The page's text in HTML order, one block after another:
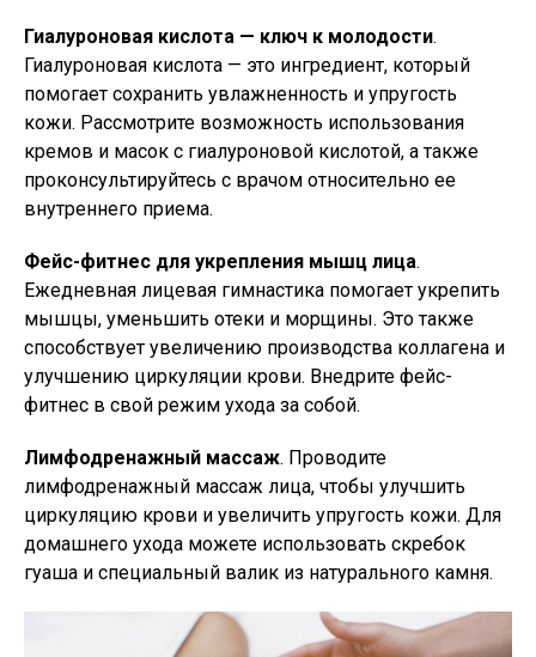
Гиалуроновая кислота — ключ к молодости.
Гиалуроновая кислота — это ингредиент, который
помогает сохранить увлажненность и упругость
кожи. Рассмотрите возможность использования
кремов и масок с гиалуроновой кислотой, а также
проконсультируйтесь с врачом относительно ее
внутреннего приема.
Фейс-фитнес для укрепления мышц лица.
Ежедневная лицевая гимнастика помогает укрепить
мышцы, уменьшить отеки и морщины. Это также
способствует увеличению производства коллагена и
улучшению циркуляции крови. Внедрите фейс-
фитнес в свой режим ухода за собой.
Лимфодренажный массаж. Проводите
лимфодренажный массаж лица, чтобы улучшить
циркуляцию крови и увеличить упругость кожи. Для
домашнего ухода можете использовать скребок
гуаша и специальный валик из натурального камня.